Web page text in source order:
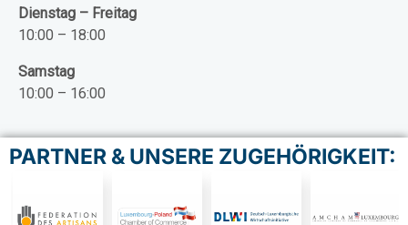
Dienstag – Freitag
10:00 – 18:00
Samstag
10:00 – 16:00
PARTNER & UNSERE ZUGEHÖRIGKEIT: